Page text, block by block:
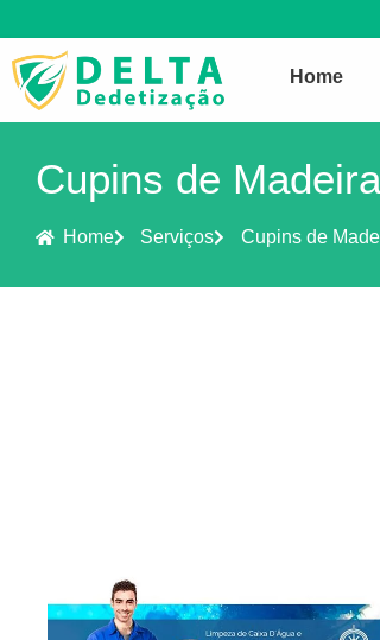
Home
Cupins de
Home Serviços Cupins de